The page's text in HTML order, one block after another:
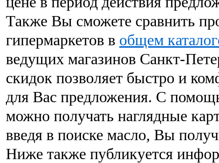
Также Вы сможете сравнить
гипермаркетов в общем
ведущих магазинов Санкт-
скидок позволяет быстро и
для Вас предложения. С
можно получать наглядные
введя в поиске масло, Вы
Ниже также публикуется